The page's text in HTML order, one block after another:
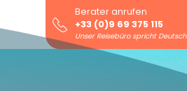
Berater anrufen
+33 (0)9 69 375 115
Unser Reisebüro spricht Deutsch